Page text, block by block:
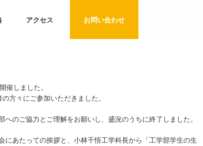
アクセス お問い合わせ
催しました。
方々にご参加いただきました。
のご協力とご理解をお願いし、盛況のうちに終了しました。
あたっての挨拶と、小林千悟工学科長から「工学部学生の生